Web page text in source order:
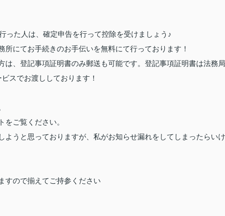
った人は、確定申告を行って控除を受けましょう♪
にてお手続きのお手伝いを無料にて行っております！
は、登記事項証明書のみ郵送も可能です。登記事項証明書は法務局
スでお渡ししております！
ご覧ください。
うと思っておりますが、私がお知らせ漏れをしてしまったらいけ
すので揃えてご持参ください